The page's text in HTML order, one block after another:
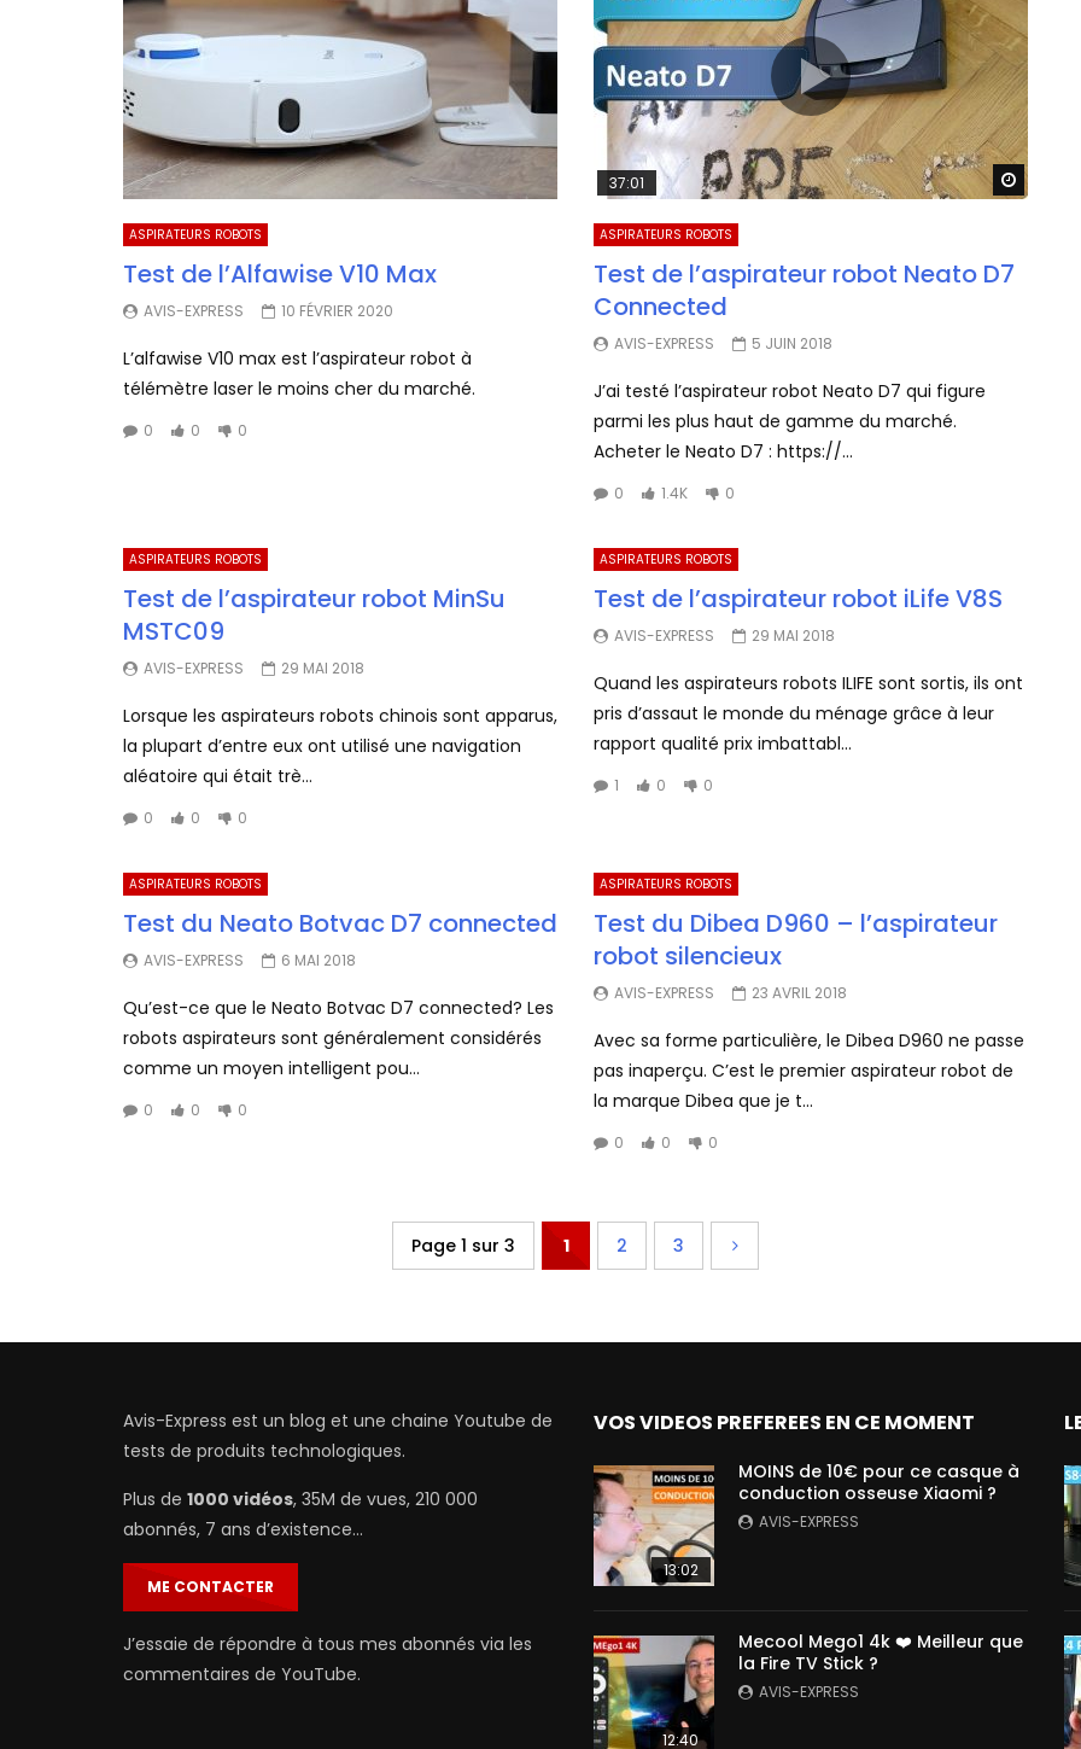
ASPIRATEURS ROBOTS
Test de l’Alfawise V10 Max
AVIS-EXPRESS 10 FÉVRIER 2020
L’alfawise V10 max est l’aspirateur robot à
télémètre laser le moins cher du marché.
0 0 0
Watch
37:01
ASPIRATEURS ROBOTS
Test de l’aspirateur robot Neato D7
Connected
AVIS-EXPRESS 5 JUIN 2018
J’ai testé l’aspirateur robot Neato D7 qui figure
parmi les plus haut de gamme du marché.
Acheter le Neato D7 : https://...
0 1.4K 0
ASPIRATEURS ROBOTS
Test de l’aspirateur robot MinSu
MSTC09
AVIS-EXPRESS 29 MAI 2018
Lorsque les aspirateurs robots chinois sont apparus,
la plupart d’entre eux ont utilisé une navigation
aléatoire qui était trè...
0 0 0
ASPIRATEURS ROBOTS
Test de l’aspirateur robot iLife V8S
AVIS-EXPRESS 29 MAI 2018
Quand les aspirateurs robots ILIFE sont sortis, ils ont
pris d’assaut le monde du ménage grâce à leur
rapport qualité prix imbattabl...
1 0 0
ASPIRATEURS ROBOTS
Test du Neato Botvac D7 connected
AVIS-EXPRESS 6 MAI 2018
Qu’est-ce que le Neato Botvac D7 connected? Les
robots aspirateurs sont généralement considérés
comme un moyen intelligent pou...
0 0 0
ASPIRATEURS ROBOTS
Test du Dibea D960 – l’aspirateur
robot silencieux
AVIS-EXPRESS 23 AVRIL 2018
Avec sa forme particulière, le Dibea D960 ne passe
pas inaperçu. C’est le premier aspirateur robot de
la marque Dibea que je t...
0 0 0
Page 1 sur 3 1 2 3
Avis-Express est un blog et une chaine Youtube de
tests de produits technologiques.
Plus de 1000 vidéos, 35M de vues, 210 000
abonnés, 7 ans d’existence…
ME CONTACTER
J’essaie de répondre à tous mes abonnés via les
commentaires de YouTube.
VOS VIDEOS PREFEREES EN CE MOMENT
13:02
MOINS de 10€ pour ce casque à
conduction osseuse Xiaomi ?
AVIS-EXPRESS
12:40
Mecool Mego1 4k ❤️ Meilleur que
la Fire TV Stick ?
AVIS-EXPRESS